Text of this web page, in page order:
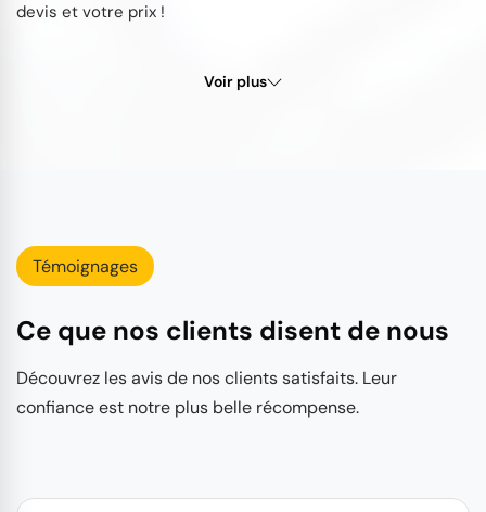
devis et votre prix !
Voir plus
Témoignages
Ce que nos clients disent de nous
Découvrez les avis de nos clients satisfaits. Leur
confiance est notre plus belle récompense.